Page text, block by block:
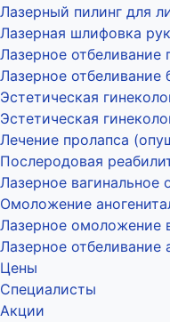
Лазерный пилинг для
Лазерная шлифовка рук
Лазерное
Лазерное отбеливание
Эстетическая
Эстетическая
Лечение пролапса
Послеродовая
Лазерное вагинальное
Омоложение
Лазерное омоложение
Лазерное отбеливание
Цены
Специалисты
Акции